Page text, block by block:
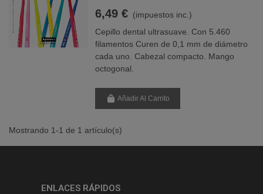
6,49 € (impuestos inc.)
Cepillo dental ultrasuave. Con 5.460
filamentos Curen de 0,1 mm de diámetro
cada uno. Cabezal compacto. Mango
octogonal.
Añadir Al Carrito
Mostrando 1-1 de 1 artículo(s)
ENLACES RÁPIDOS